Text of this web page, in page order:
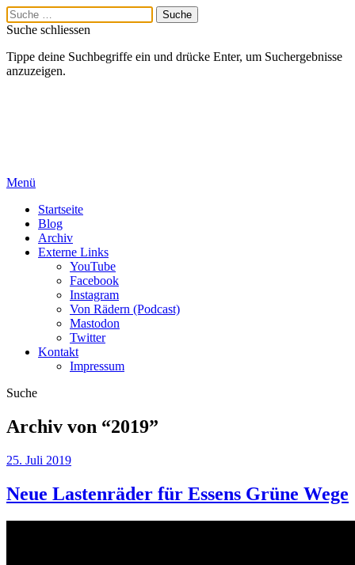
Suche schliessen
Tippe deine Suchbegriffe ein und drücke Enter, um Suchergebnisse
anzuzeigen.
Menü
Startseite
Blog
Archiv
Externe Links
YouTube
Facebook
Instagram
Von Rädern (Podcast)
Mastodon
Twitter
Kontakt
Impressum
Suche
Archiv von “2019”
25. Juli 2019
Neue Lastenräder für Essens Grüne Wege